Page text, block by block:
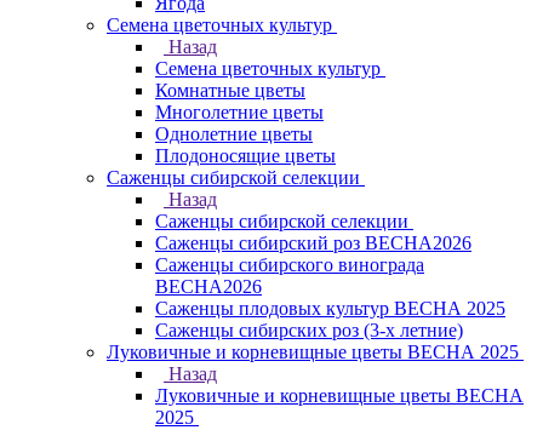
Семена цветочных культур
Назад
Семена цветочных культур
Комнатные цветы
Многолетние цветы
Однолетние цветы
Плодоносящие цветы
Саженцы сибирской селекции
Назад
Саженцы сибирской селекции
Саженцы сибирский роз ВЕСНА2026
Саженцы сибирского винограда
ВЕСНА2026
Саженцы плодовых культур ВЕСНА 2025
Саженцы сибирских роз (3-х летние)
Луковичные и корневищные цветы ВЕСНА 2025
Назад
Луковичные и корневищные цветы ВЕСНА
2025